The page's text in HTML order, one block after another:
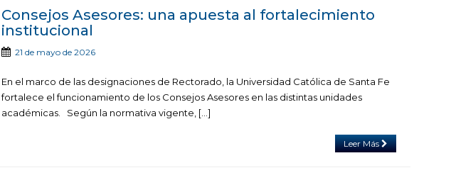
Consejos Asesores: una apuesta al fortalecimiento
institucional
21 de mayo de 2026
En el marco de las designaciones de Rectorado, la Universidad Católica de Santa Fe
fortalece el funcionamiento de los Consejos Asesores en las distintas unidades
académicas. Según la normativa vigente, […]
Leer Más